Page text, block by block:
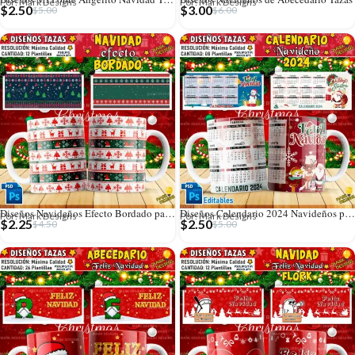
$5.00
$2.50 $6.00
$3.00
Diseños Navideños Efecto Bordado para Tazas
Por: Mark Designs
$4.50
$2.25
Diseños Calendario 2024 Navideños para Tazas
Por: Mark Designs
$5.00
$2.50